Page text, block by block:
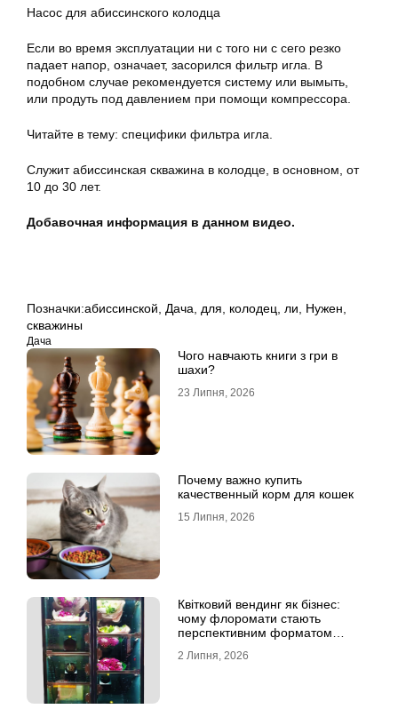
Насос для абиссинского колодца
Если во время эксплуатации ни с того ни с сего резко
падает напор, означает, засорился фильтр игла. В
подобном случае рекомендуется систему или вымыть,
или продуть под давлением при помощи компрессора.
Читайте в тему: специфики фильтра игла.
Служит абиссинская скважина в колодце, в основном, от
10 до 30 лет.
Добавочная информация в данном видео.
Позначки:абиссинской Дача для колодец ли Нужен
скважины
Дача
Чого навчають книги з гри в
шахи?
23 Липня, 2026
Почему важно купить
качественный корм для кошек
15 Липня, 2026
Квітковий вендинг як бізнес:
чому флоромати стають
перспективним форматом
2 Липня, 2026